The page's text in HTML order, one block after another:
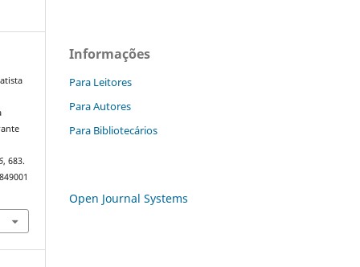
, 683.
Informações
Para Leitores
Para Autores
Para Bibliotecários
Open Journal Systems